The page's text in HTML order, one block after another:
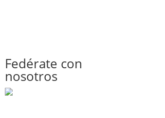
Fedérate con
nosotros